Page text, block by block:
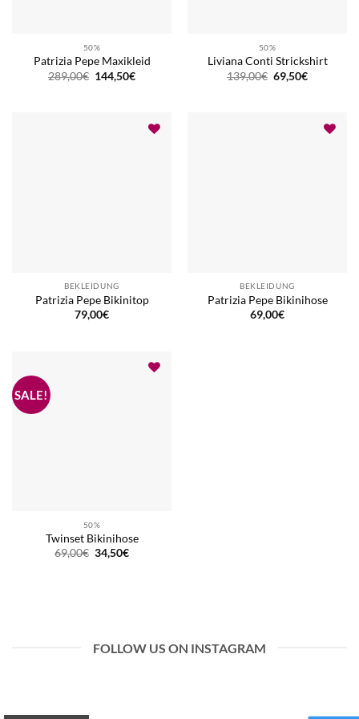
50%
Patrizia Pepe Maxikleid
289,00€ Ursprünglicher
Preis
144,50€Aktueller
50%
Liviana Conti Strickshirt
139,00€ Ursprünglicher
Preis
69,50€Aktueller
BEKLEIDUNG
Patrizia Pepe Bikinitop
79,00€
BEKLEIDUNG
Patrizia Pepe Bikinihose
69,00€
50%
Twinset Bikinihose
69,00€ Ursprünglicher
Preis
34,50€Aktueller
FOLLOW US ON INSTAGRAM